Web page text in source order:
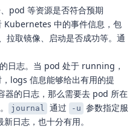
pod 等资源是否符合预期
Kubernetes 中的事件信息，包
取镜像、启动是否成功等。通
日志。当 pod 处于 running，
logs 信息能够给出有用的提
器的日志，那么需要去 pod 所在
journal 通过 -u 参数指定服
日志，也十分有用。